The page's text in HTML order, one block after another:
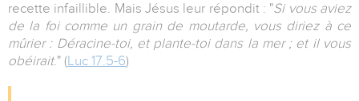
recette infaillible. Mais Jésus leur répondit : "Si vous aviez
de la foi comme un grain de moutarde, vous diriez à ce
mûrier : Déracine-toi, et plante-toi dans la mer ; et il vous
obéirait." (Luc 17.5-6)